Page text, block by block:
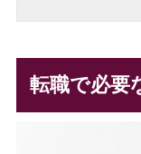
転職で必要